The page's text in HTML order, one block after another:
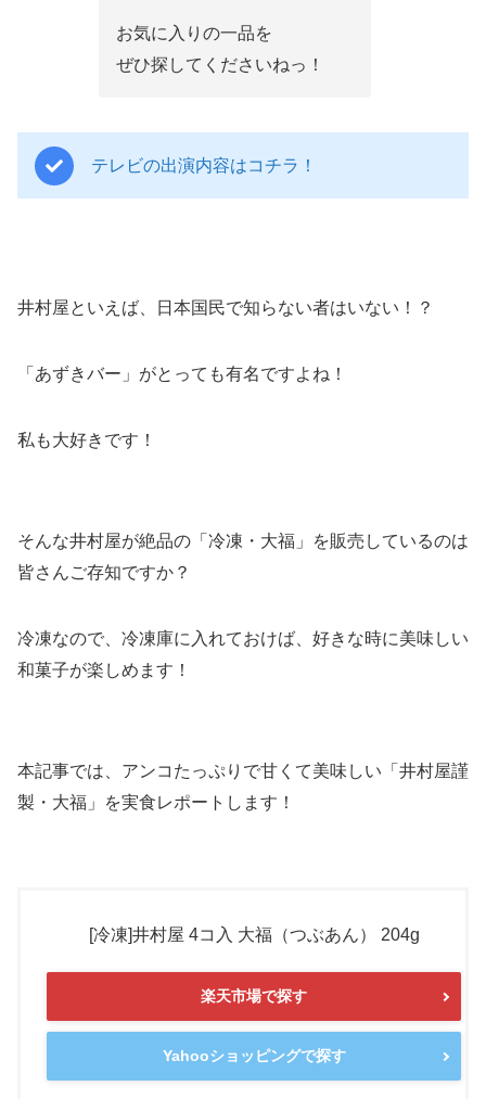
お気に入りの一品を
ぜひ探してくださいねっ！
テレビの出演内容はコチラ！
井村屋といえば、日本国民で知らない者はいない！？
「あずきバー」がとっても有名ですよね！
私も大好きです！
そんな井村屋が絶品の「冷凍・大福」を販売しているのは
皆さんご存知ですか？
冷凍なので、冷凍庫に入れておけば、好きな時に美味しい
和菓子が楽しめます！
本記事では、アンコたっぷりで甘くて美味しい「井村屋謹
製・大福」を実食レポートします！
[冷凍]井村屋 4コ入 大福（つぶあん） 204g
楽天市場で探す
Yahooショッピングで探す